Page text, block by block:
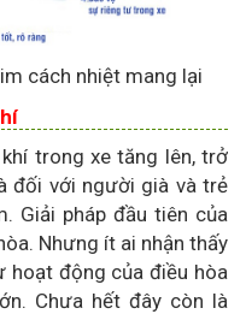
cách nhiệt mang lại
trong xe tăng lên, trở
đối với người già và trẻ
Giải pháp đầu tiên của
Nhưng ít ai nhận thấy
động của điều hòa
Chưa hết đây còn là